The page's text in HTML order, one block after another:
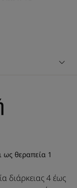
μαλλιά είναι
λαμπερά — ενώ
θεραπεία
ως θεραπεία 1
διάρκειας 4 έως